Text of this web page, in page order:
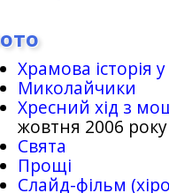
Храмова історія
Миколайчики
Хресний хід з
жовтня 2006 року
Свята
Прощі
Слайд-фільм